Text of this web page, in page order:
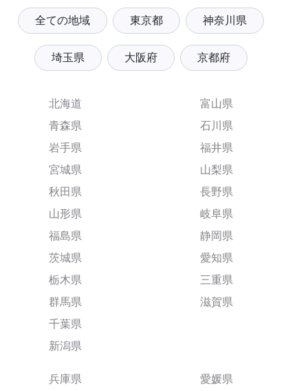
全ての地域 東京都 神奈川県
埼玉県 大阪府 京都府
北海道
青森県
岩手県
宮城県
秋田県
山形県
福島県
茨城県
栃木県
群馬県
千葉県
新潟県
富山県
石川県
福井県
山梨県
長野県
岐阜県
静岡県
愛知県
三重県
滋賀県
兵庫県
愛媛県